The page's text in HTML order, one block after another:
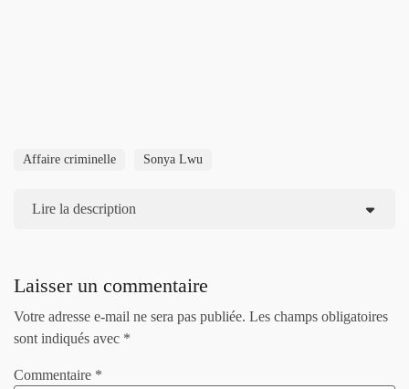
Affaire criminelle Sonya Lwu
Lire la description
Laisser un commentaire
Votre adresse e-mail ne sera pas publiée. Les champs obligatoires
sont indiqués avec *
Commentaire *